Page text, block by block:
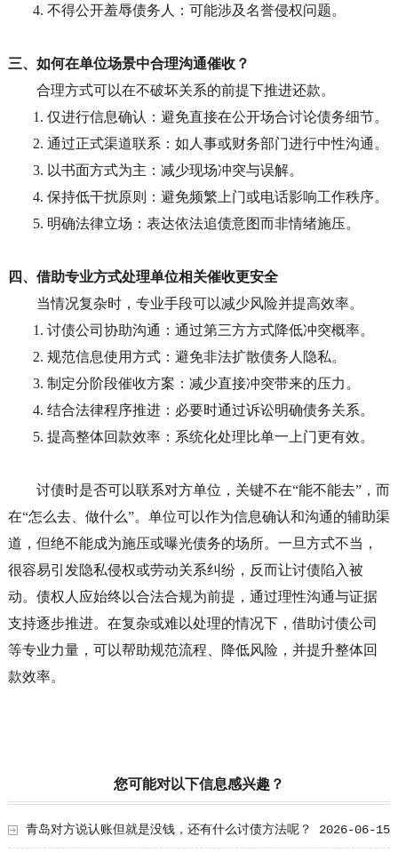
4. 不得公开羞辱债务人：可能涉及名誉侵权问题。
三、如何在单位场景中合理沟通催收？
合理方式可以在不破坏关系的前提下推进还款。
1. 仅进行信息确认：避免直接在公开场合讨论债务细节。
2. 通过正式渠道联系：如人事或财务部门进行中性沟通。
3. 以书面方式为主：减少现场冲突与误解。
4. 保持低干扰原则：避免频繁上门或电话影响工作秩序。
5. 明确法律立场：表达依法追债意图而非情绪施压。
四、借助专业方式处理单位相关催收更安全
当情况复杂时，专业手段可以减少风险并提高效率。
1. 讨债公司协助沟通：通过第三方方式降低冲突概率。
2. 规范信息使用方式：避免非法扩散债务人隐私。
3. 制定分阶段催收方案：减少直接冲突带来的压力。
4. 结合法律程序推进：必要时通过诉讼明确债务关系。
5. 提高整体回款效率：系统化处理比单一上门更有效。
讨债时是否可以联系对方单位，关键不在“能不能去”，而
在“怎么去、做什么”。单位可以作为信息确认和沟通的辅助渠
道，但绝不能成为施压或曝光债务的场所。一旦方式不当，
很容易引发隐私侵权或劳动关系纠纷，反而让讨债陷入被
动。债权人应始终以合法合规为前提，通过理性沟通与证据
支持逐步推进。在复杂或难以处理的情况下，借助讨债公司
等专业力量，可以帮助规范流程、降低风险，并提升整体回
款效率。
您可能对以下信息感兴趣？
2026-06-15
青岛对方说认账但就是没钱，还有什么讨债方法呢？